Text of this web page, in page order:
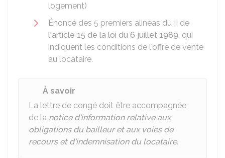
logement)
Énoncé des 5 premiers alinéas du II de
l'article 15 de la loi du 6 juillet 1989, qui
indiquent les conditions de l'offre de vente
au locataire.
À savoir
La lettre de congé doit être accompagnée
de la notice d'information relative aux
obligations du bailleur et aux voies de
recours et d'indemnisation du locataire.